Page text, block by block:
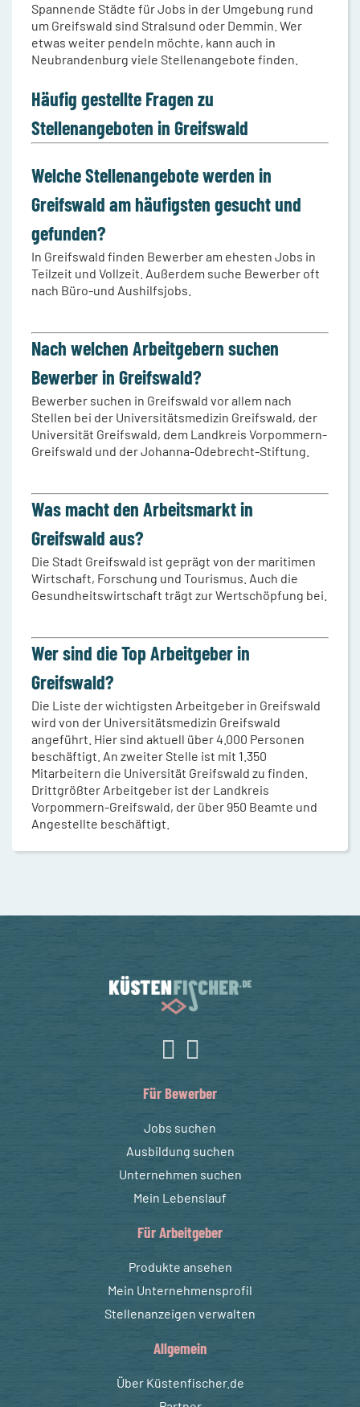
Spannende Städte für Jobs in der Umgebung rund
um Greifswald sind Stralsund oder Demmin. Wer
etwas weiter pendeln möchte, kann auch in
Neubrandenburg viele Stellenangebote finden.
Häufig gestellte Fragen zu
Stellenangeboten in Greifswald
Welche Stellenangebote werden in
Greifswald am häufigsten gesucht und
gefunden?
In Greifswald finden Bewerber am ehesten Jobs in
Teilzeit und Vollzeit. Außerdem suche Bewerber oft
nach Büro-und Aushilfsjobs.
Nach welchen Arbeitgebern suchen
Bewerber in Greifswald?
Bewerber suchen in Greifswald vor allem nach
Stellen bei der Universitätsmedizin Greifswald, der
Universität Greifswald, dem Landkreis Vorpommern-
Greifswald und der Johanna-Odebrecht-Stiftung.
Was macht den Arbeitsmarkt in
Greifswald aus?
Die Stadt Greifswald ist geprägt von der maritimen
Wirtschaft, Forschung und Tourismus. Auch die
Gesundheitswirtschaft trägt zur Wertschöpfung bei.
Wer sind die Top Arbeitgeber in
Greifswald?
Die Liste der wichtigsten Arbeitgeber in Greifswald
wird von der Universitätsmedizin Greifswald
angeführt. Hier sind aktuell über 4.000 Personen
beschäftigt. An zweiter Stelle ist mit 1.350
Mitarbeitern die Universität Greifswald zu finden.
Drittgrößter Arbeitgeber ist der Landkreis
Vorpommern-Greifswald, der über 950 Beamte und
Angestellte beschäftigt.
Für Bewerber
Jobs suchen
Ausbildung suchen
Unternehmen suchen
Mein Lebenslauf
Für Arbeitgeber
Produkte ansehen
Mein Unternehmensprofil
Stellenanzeigen verwalten
Allgemein
Über Küstenfischer.de